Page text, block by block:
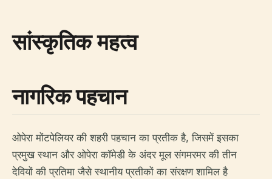
सांस्कृतिक महत्व
नागरिक पहचान
ओपेरा मोंटपेलियर की शहरी पहचान का प्रतीक है, जिसमें इसका
प्रमुख स्थान और ओपेरा कॉमेडी के अंदर मूल संगमरमर की तीन
देवियों की प्रतिमा जैसे स्थानीय प्रतीकों का संरक्षण शामिल है